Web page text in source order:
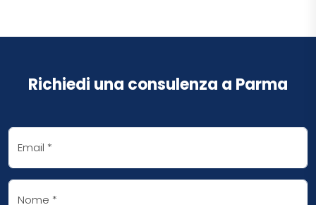
Richiedi una consulenza a Parma
Email *
Nome *